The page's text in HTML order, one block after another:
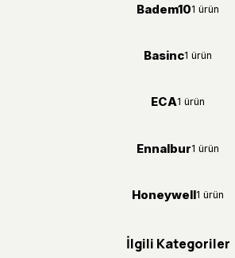
Badem101 ürün
Basinc1 ürün
ECA1 ürün
Ennalbur1 ürün
Honeywell1 ürün
İlgili Kategoriler